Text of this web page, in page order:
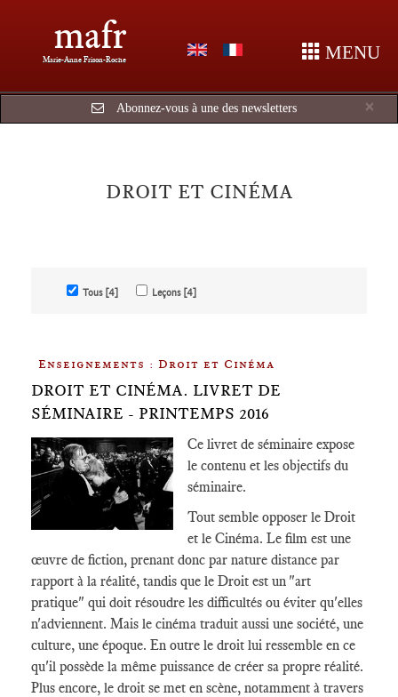
mafr
Marie-Anne Frison-Roche MENU
×
Abonnez-vous à une des newsletters
DROIT ET CINÉMA
Tous [4] Leçons [4]
Enseignements : Droit et Cinéma
DROIT ET CINÉMA. LIVRET DE
SÉMINAIRE - PRINTEMPS 2016
Ce livret de séminaire expose
le contenu et les objectifs du
séminaire.
Tout semble opposer le Droit
et le Cinéma. Le film est une
œuvre de fiction, prenant donc par nature distance par
rapport à la réalité, tandis que le Droit est un "art
pratique" qui doit résoudre les difficultés ou éviter qu'elles
n'adviennent. Mais le cinéma traduit aussi une société, une
culture, une époque. En outre le droit lui ressemble en ce
qu'il possède la même puissance de créer sa propre réalité.
Plus encore, le droit se met en scène, notamment à travers